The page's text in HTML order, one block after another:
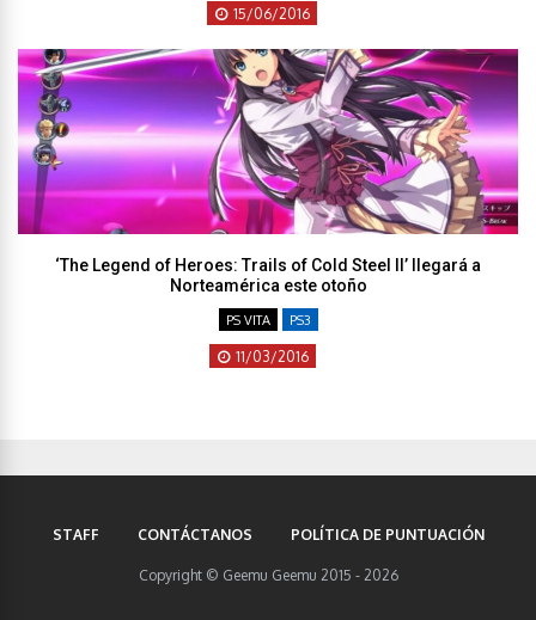
15/06/2016
‘The Legend of Heroes: Trails of Cold Steel II’ llegará a
Norteamérica este otoño
PS VITA PS3
11/03/2016
STAFF CONTÁCTANOS POLÍTICA DE PUNTUACIÓN
Copyright © Geemu Geemu 2015 - 2026